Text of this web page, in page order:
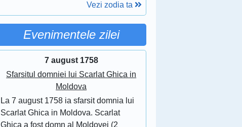
Vezi zodia ta
Evenimentele zilei
7 august 1758
Sfarsitul domniei lui Scarlat Ghica in
Moldova
La 7 august 1758 ia sfarsit domnia lui
Scarlat Ghica in Moldova. Scarlat
Ghica a fost domn al Moldovei (2